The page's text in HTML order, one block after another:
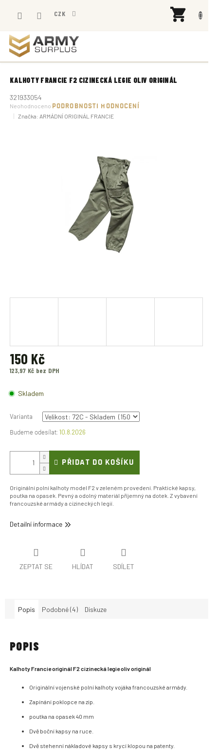
CZK
KALHOTY FRANCIE F2 CIZINECKÁ LEGIE OLIV ORIGINÁL
321933054
Průměrné
hodnocení
produktu
Neohodnoceno PODROBNOSTI HODNOCENÍ
Značka: ARMÁDNÍ ORIGINÁL FRANCIE
150 Kč
123,97 Kč bez DPH
cena:Skladem
Varianta
10.8.2026
PŘIDAT DO KOŠÍKU
Originální polní kalhoty model F2 v zeleném provedení. Praktické kapsy,
poutka na opasek. Pevný a odolný materiál příjemný na dotek. Z vybavení
francouzské armády a cizineckých legií.
Detailní informace
ZEPTAT SE HLÍDAT SDÍLET
Popis Podobné (4) Diskuze
POPIS
Kalhoty Francie originál F2 cizinecká legie oliv originál
Originální vojenské polní kalhoty vojáka francouzské armády.
Zapínání poklopce na zip.
poutka na opasek 40 mm
Dvě boční kapsy na ruce.
Dvě stehenní nákladové kapsy s krycí klopou na patenty.